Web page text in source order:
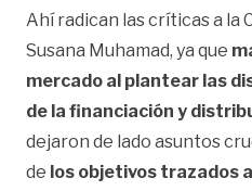
Ahí radican las críticas a la
Susana Muhamad, ya que
mercado al plantear las
de la financiación y
dejaron de lado asuntos
de los objetivos trazados